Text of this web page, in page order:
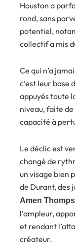
Houston a
rond, sans
potentiel,
collectif a mis
Ce qui n’a
c’est leur base
appuyés toute
niveau, faite de
capacité à
Le déclic est
changé de
un visage bien
de Durant, des
Amen
l’ampleur,
et rendant
créateur.